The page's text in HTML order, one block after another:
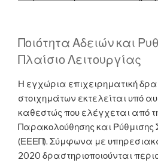
Ποιότητα Αδειών και
Πλαίσιο Λειτουργίας
Η εγχώρια επιχειρηματική
στοιχημάτων εκτελείται υπό
καθεστώς που ελέγχεται από
Παρακολούθησης και Ρύθμισης
(ΕΕΕΠ). Σύμφωνα με
2020 δραστηριοποιούνται